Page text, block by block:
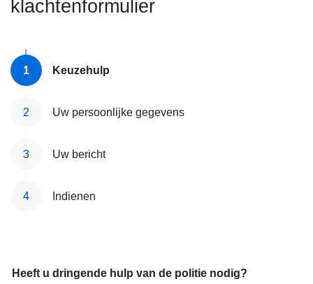
klachtenformulier
Keuzehulp
Uw persoonlijke gegevens
Uw bericht
Indienen
Heeft u dringende hulp van de politie nodig?